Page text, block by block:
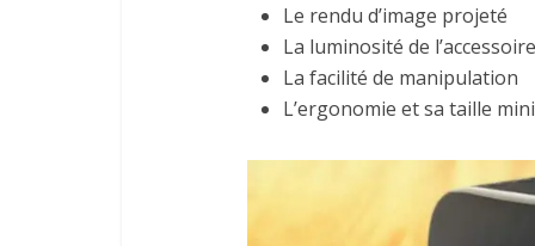
Le rendu d’image projeté
La luminosité de l’accessoire
La facilité de manipulation
L’ergonomie et sa taille